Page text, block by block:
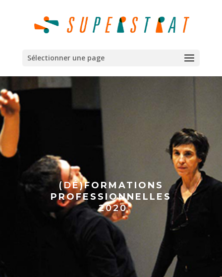
Sélectionner une page
(DÉ)FORMATIONS
PROFESSIONNELLES
2020